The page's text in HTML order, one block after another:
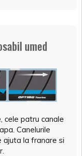
umed
cele patru canale
Canelurile
ajuta la franare si